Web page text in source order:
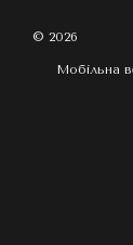
© 2026
Мобільна